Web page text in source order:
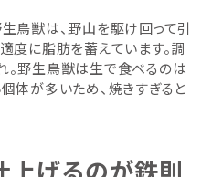
鳥獣は、野山を駆け回って引
度に脂肪を蓄えています。調
。野生鳥獣は生で食べるのは
体が多いため、焼きすぎると
上げるのが鉄則